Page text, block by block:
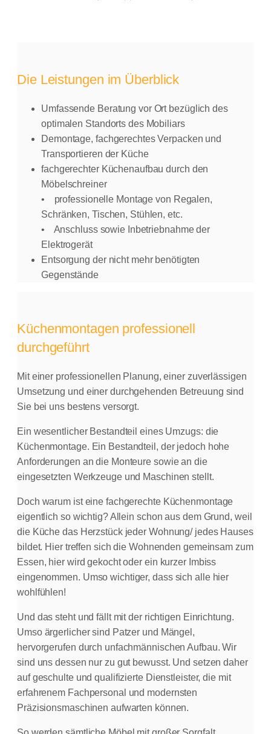
Die Leistungen im Überblick
Umfassende Beratung vor Ort bezüglich des
optimalen Standorts des Mobiliars
Demontage, fachgerechtes Verpacken und
Transportieren der Küche
fachgerechter Küchenaufbau durch den
Möbelschreiner
• professionelle Montage von Regalen,
Schränken, Tischen, Stühlen, etc.
• Anschluss sowie Inbetriebnahme der
Elektrogerät
Entsorgung der nicht mehr benötigten
Gegenstände
Küchenmontagen professionell
durchgeführt
Mit einer professionellen Planung, einer zuverlässigen
Umsetzung und einer durchgehenden Betreuung sind
Sie bei uns bestens versorgt.
Ein wesentlicher Bestandteil eines Umzugs: die
Küchenmontage. Ein Bestandteil, der jedoch hohe
Anforderungen an die Monteure sowie an die
eingesetzten Werkzeuge und Maschinen stellt.
Doch warum ist eine fachgerechte Küchenmontage
eigentlich so wichtig? Allein schon aus dem Grund, weil
die Küche das Herzstück jeder Wohnung/ jedes Hauses
bildet. Hier treffen sich die Wohnenden gemeinsam zum
Essen, hier wird gekocht oder ein kurzer Imbiss
eingenommen. Umso wichtiger, dass sich alle hier
wohlfühlen!
Und das steht und fällt mit der richtigen Einrichtung.
Umso ärgerlicher sind Patzer und Mängel,
hervorgerufen durch unfachmännischen Aufbau. Wir
sind uns dessen nur zu gut bewusst. Und setzen daher
auf geschulte und qualifizierte Dienstleister, die mit
erfahrenem Fachpersonal und modernsten
Präzisionsmaschinen aufwarten können.